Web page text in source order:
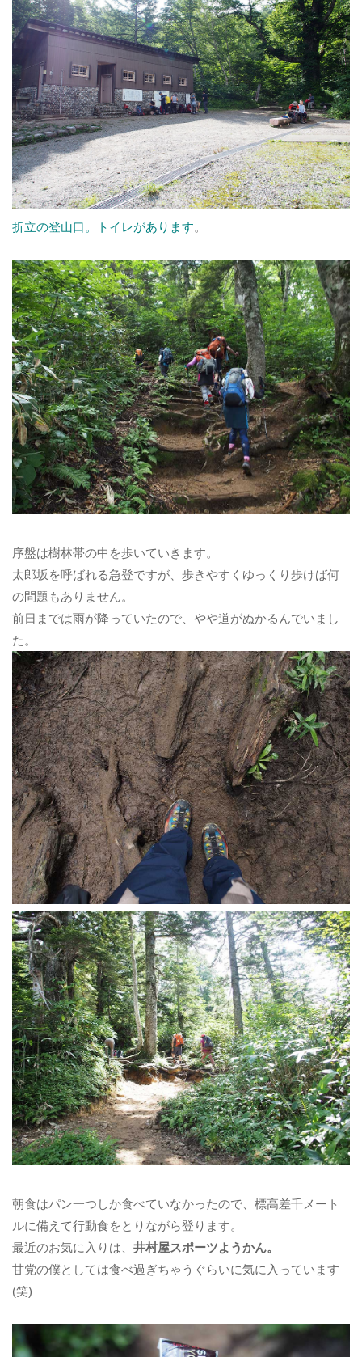
折立の登山口。トイレがあります。
序盤は樹林帯の中を歩いていきます。
太郎坂を呼ばれる急登ですが、歩きやすくゆっくり歩けば何
の問題もありません。
前日までは雨が降っていたので、やや道がぬかるんでいまし
た。
朝食はパン一つしか食べていなかったので、標高差千メート
ルに備えて行動食をとりながら登ります。
最近のお気に入りは、 井村屋スポーツようかん。
甘党の僕としては食べ過ぎちゃうぐらいに気に入っています
(笑)